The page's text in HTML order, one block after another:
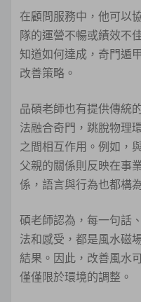
在顧問服務中，他可以
隊的運營不暢或績效不
知道如何達成，奇門遁
改善策略。
品碩老師也有提供傳統
法融合奇門，跳脫物理
之間相互作用。例如，
父親的關係則反映在事
係，語言與行為也都構
碩老師認為，每一句話
法和感受，都是風水磁
結果。因此，改善風水
僅僅限於環境的調整。